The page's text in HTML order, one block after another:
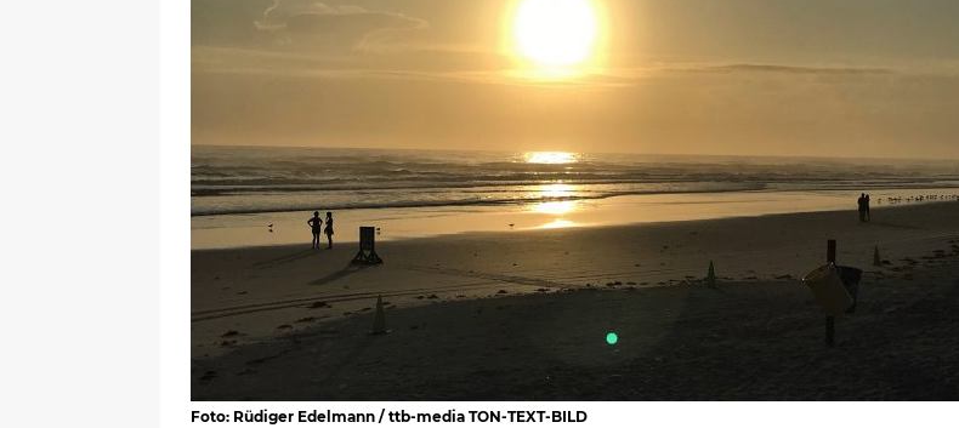
Foto: Rüdiger Edelmann / ttb-media TON-TEXT-BILD